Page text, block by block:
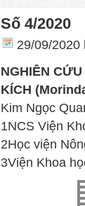
Số 4/2020
29/09/2020
NGHIÊN
KÍCH
Kim Ngọc
1NCS Viện
2Học viện
3Viện Khoa